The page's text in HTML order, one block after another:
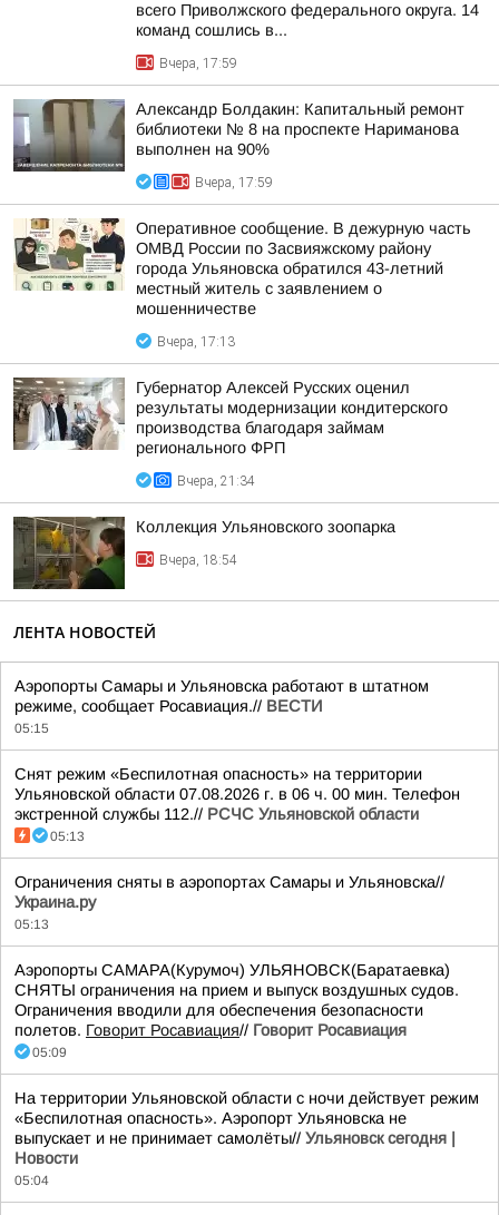
всего Приволжского федерального округа. 14
команд сошлись в...
Вчера, 17:59
Александр Болдакин: Капитальный ремонт
библиотеки № 8 на проспекте Нариманова
выполнен на 90%
Вчера, 17:59
Оперативное сообщение. В дежурную часть
ОМВД России по Засвияжскому району
города Ульяновска обратился 43-летний
местный житель с заявлением о
мошенничестве
Вчера, 17:13
Губернатор Алексей Русских оценил
результаты модернизации кондитерского
производства благодаря займам
регионального ФРП
Вчера, 21:34
Коллекция Ульяновского зоопарка
Вчера, 18:54
ЛЕНТА НОВОСТЕЙ
Аэропорты Самары и Ульяновска работают в штатном
режиме, сообщает Росавиация.// ВЕСТИ
05:15
Снят режим «Беспилотная опасность» на территории
Ульяновской области 07.08.2026 г. в 06 ч. 00 мин. Телефон
экстренной службы 112.// РСЧС Ульяновской области
05:13
Ограничения сняты в аэропортах Самары и Ульяновска//
Украина.ру
05:13
Аэропорты САМАРА(Курумоч) УЛЬЯНОВСК(Баратаевка)
СНЯТЫ ограничения на прием и выпуск воздушных судов.
Ограничения вводили для обеспечения безопасности
полетов. Говорит Росавиация// Говорит Росавиация
05:09
На территории Ульяновской области с ночи действует режим
«Беспилотная опасность». Аэропорт Ульяновска не
выпускает и не принимает самолёты// Ульяновск сегодня |
Новости
05:04